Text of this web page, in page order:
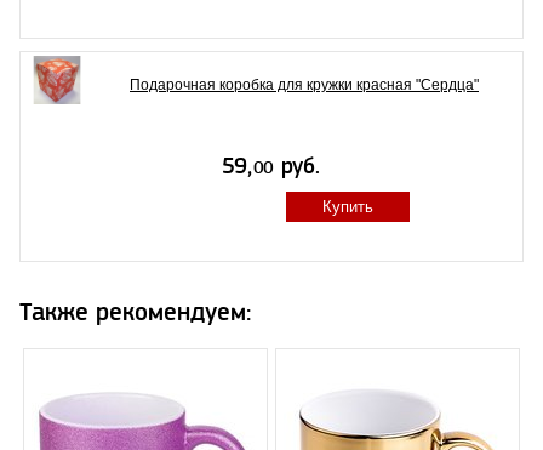
Подарочная коробка для кружки красная "Сердца"
Купить
Также рекомендуем: